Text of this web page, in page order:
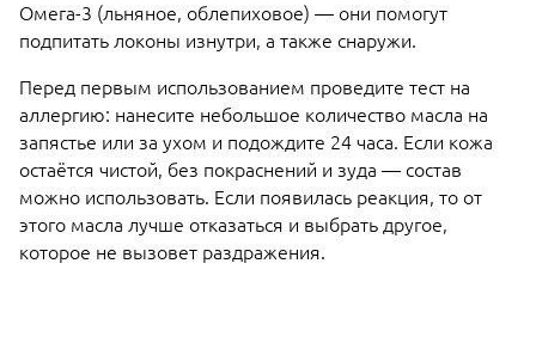
Омега-3 (льняное, облепиховое) — они помогут
подпитать локоны изнутри, а также снаружи.
Перед первым использованием проведите тест на
аллергию: нанесите небольшое количество масла на
запястье или за ухом и подождите 24 часа. Если кожа
остаётся чистой, без покраснений и зуда — состав
можно использовать. Если появилась реакция, то от
этого масла лучше отказаться и выбрать другое,
которое не вызовет раздражения.